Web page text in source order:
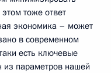
тоже ответ
экономика – может
в современном
есть ключевые
из параметров нашей